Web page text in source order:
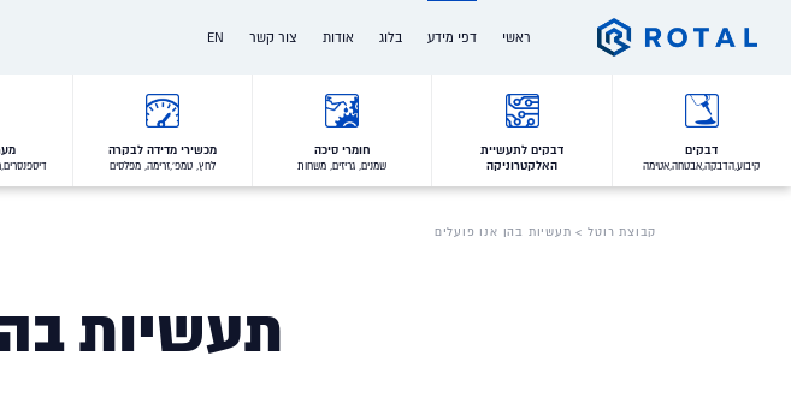
ראשי דפי מידע
תעשיות בהן אנו פועלים
בלוג אודות
הצוות שלנו
צור קשר EN
Our Clients
דבקים
קיבוע,הדבקה,אבטחה,אטימה
דבקים לתעשיית
האלקטרוניקה
חומרי סיכה
שמנים, גריזים, משחות
מכשירי מדידה לבקרה
לחץ, טמפ',זרימה, מפלסים
קבוצת רוטל> תעשיות בהן אנו פועלים
תעשיות